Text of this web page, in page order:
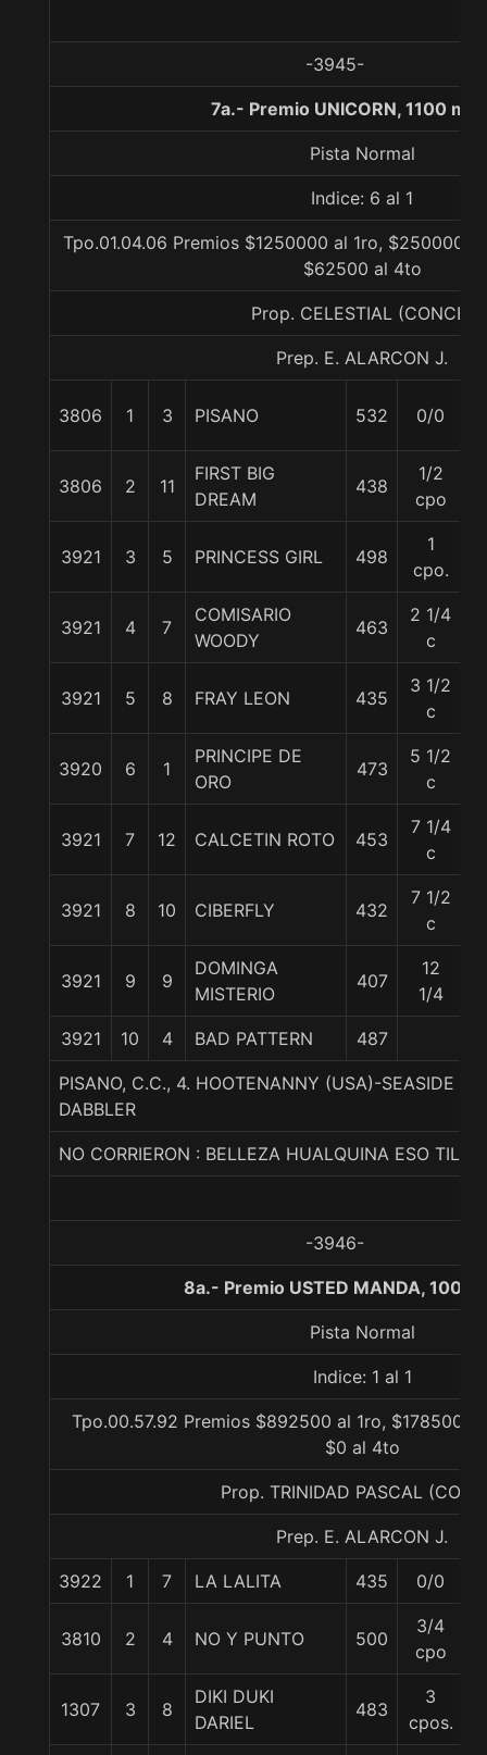
-3945-
7a.- Premio UNICORN, 1100
Pista Normal
Indice: 6 al 1
Tpo.01.04.06 Premios $1250000 al 1ro, $250000
$62500 al 4to
Prop. CELESTIAL (CONCE)
Prep. E. ALARCON J.
3806 1 3 PISANO 532 0/0
3806 2 11
FIRST BIG
DREAM
438
1/2
cpo
3921 3 5 PRINCESS GIRL 498
1
cpo.
3921 4 7
COMISARIO
WOODY
463
2 1/4
c
3921 5 8 FRAY LEON 435
3 1/2
c
3920 6 1
PRINCIPE DE
ORO
473
5 1/2
c
3921 7 12 CALCETIN ROTO 453
7 1/4
c
3921 8 10 CIBERFLY 432
7 1/2
c
3921 9 9
DOMINGA
MISTERIO
407
12
1/4
3921 10 4 BAD PATTERN 487
PISANO, C.C., 4. HOOTENANNY (USA)-SEASIDE
DABBLER
NO CORRIERON : BELLEZA HUALQUINA ESO TILIN
-3946-
8a.- Premio USTED MANDA, 1000
Pista Normal
Indice: 1 al 1
Tpo.00.57.92 Premios $892500 al 1ro, $178500
$0 al 4to
Prop. TRINIDAD PASCAL
Prep. E. ALARCON J.
3922 1 7 LA LALITA 435 0/0
3810 2 4 NO Y PUNTO 500
3/4
cpo
1307 3 8
DIKI DUKI
DARIEL
483
3
cpos.